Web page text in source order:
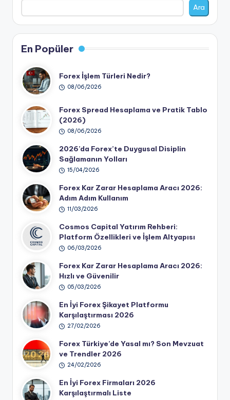
Ara
En Popüler
Forex İşlem Türleri Nedir?
08/06/2026
Forex Spread Hesaplama ve Pratik Tablo
(2026)
08/06/2026
2026’da Forex’te Duygusal Disiplin
Sağlamanın Yolları
15/04/2026
Forex Kar Zarar Hesaplama Aracı 2026:
Adım Adım Kullanım
11/03/2026
Cosmos Capital Yatırım Rehberi:
Platform Özellikleri ve İşlem Altyapısı
06/03/2026
Forex Kar Zarar Hesaplama Aracı 2026:
Hızlı ve Güvenilir
05/03/2026
En İyi Forex Şikayet Platformu
Karşılaştırması 2026
27/02/2026
Forex Türkiye’de Yasal mı? Son Mevzuat
ve Trendler 2026
24/02/2026
En İyi Forex Firmaları 2026
Karşılaştırmalı Liste